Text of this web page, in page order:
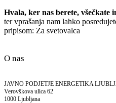
Hvala, ker nas berete, všečkate
ter vprašanja nam lahko
pripisom: Za svetovalca
O nas
JAVNO PODJETJE ENERGETIKA
Verovškova ulica 62
1000 Ljubljana